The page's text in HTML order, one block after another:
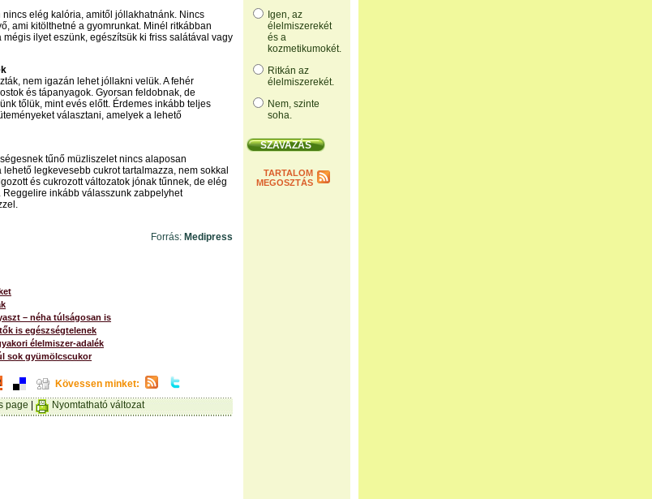
Igen, az
élelmiszerekét
és a
kozmetikumokét.
Ritkán az
élelmiszerekét.
Nem, szinte
soha.
TARTALOM
MEGOSZTÁS
elég kalória, amitől jóllakhatnánk. Nincs
ami kitölthetné a gyomrunkat. Minél ritkábban
ilyet eszünk, egészítsük ki friss salátával vagy
nem igazán lehet jóllakni velük. A fehér
és tápanyagok. Gyorsan feldobnak, de
tőlük, mint evés előtt. Érdemes inkább teljes
választani, amelyek a lehető
tűnő müzliszelet nincs alaposan
legkevesebb cukrot tartalmazza, nem sokkal
és cukrozott változatok jónak tűnnek, de elég
inkább válasszunk zabpelyhet
Forrás: Medipress
– néha túlságosan is
is egészségtelenek
élelmiszer-adalék
sok gyümölcscukor
Kövessen minket:
page| Nyomtatható változat